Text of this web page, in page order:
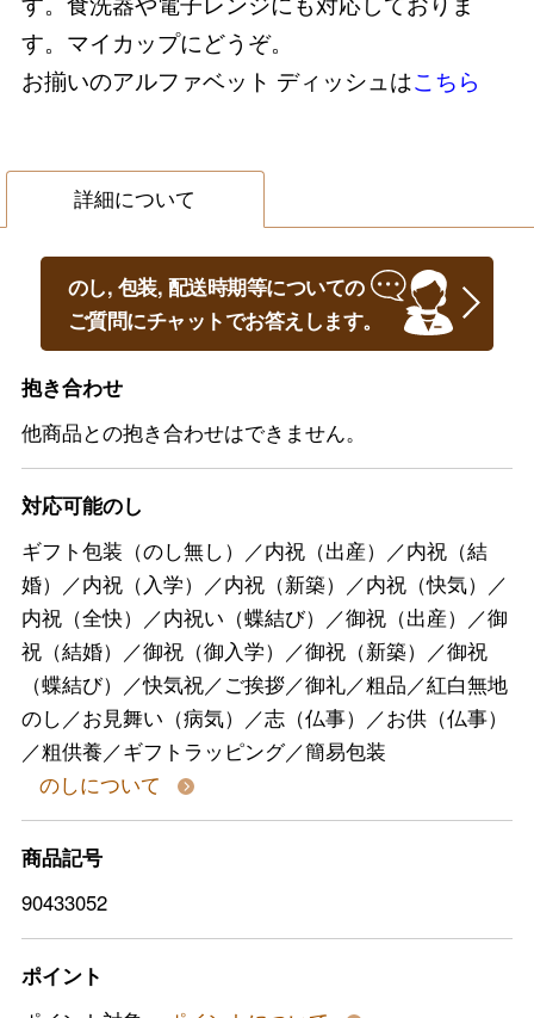
す。マイカップにどうぞ。
お揃いのアルファベット ディッシュはこちら
詳細について
のし, 包装, 配送時期等についての
ご質問にチャットでお答えします。
抱き合わせ
他商品との抱き合わせはできません。
対応可能のし
ギフト包装（のし無し）／内祝（出産）／内祝（結
婚）／内祝（入学）／内祝（新築）／内祝（快気）／
内祝（全快）／内祝い（蝶結び）／御祝（出産）／御
祝（結婚）／御祝（御入学）／御祝（新築）／御祝
（蝶結び）／快気祝／ご挨拶／御礼／粗品／紅白無地
のし／お見舞い（病気）／志（仏事）／お供（仏事）
／粗供養／ギフトラッピング／簡易包装
のしについて
商品記号
90433052
ポイント